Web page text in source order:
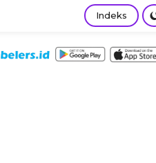
Indeks